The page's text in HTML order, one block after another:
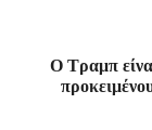
Ο Τραμπ